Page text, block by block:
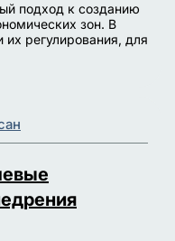
подход к созданию
зон. В
регулирования, для